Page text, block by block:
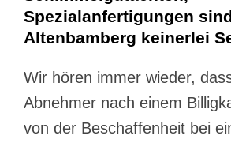
Spezialanfertigungen
Altenbamberg keinerlei
Wir hören immer wieder,
Abnehmer nach einem
von der Beschaffenheit bei